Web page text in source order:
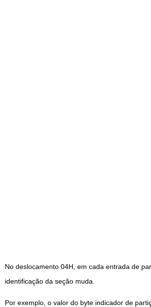
No deslocamento 04H, em cada entrada de
identificação da seção muda.
Por exemplo, o valor do byte indicador de